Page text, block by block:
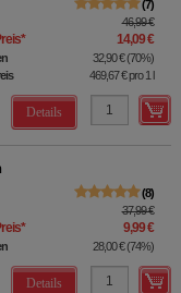
7
46,99 €
* 14,09 €
32,90 €(70%)
469,67 €pro 1 l
Details
8
37,99 €
* 9,99 €
28,00 €(74%)
Details